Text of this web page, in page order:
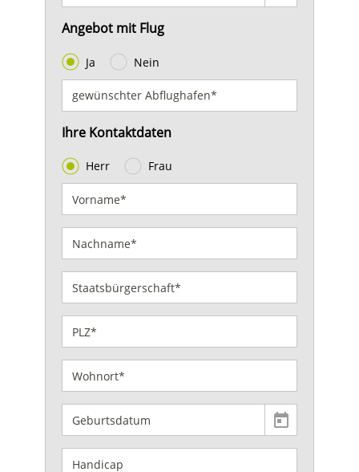
Angebot mit Flug
Ja Nein
Ihre Kontaktdaten
Herr Frau